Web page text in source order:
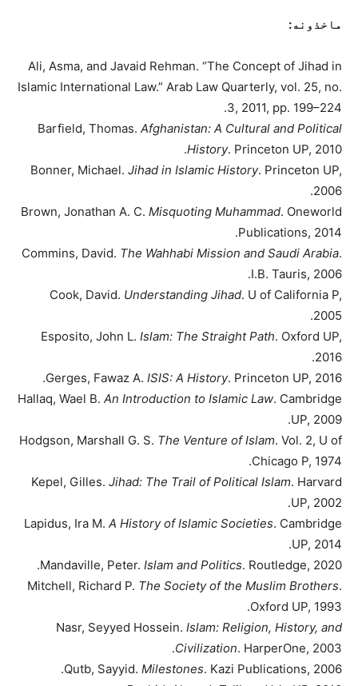
ماخذونه:
Ali, Asma, and Javaid Rehman. “The Concept of Jihad in
Islamic International Law.” Arab Law Quarterly, vol. 25, no.
3, 2011, pp. 199–224.
Barfield, Thomas. Afghanistan: A Cultural and Political
History. Princeton UP, 2010.
Bonner, Michael. Jihad in Islamic History. Princeton UP,
2006.
Brown, Jonathan A. C. Misquoting Muhammad. Oneworld
Publications, 2014.
Commins, David. The Wahhabi Mission and Saudi Arabia.
I.B. Tauris, 2006.
Cook, David. Understanding Jihad. U of California P,
2005.
Esposito, John L. Islam: The Straight Path. Oxford UP,
2016.
Gerges, Fawaz A. ISIS: A History. Princeton UP, 2016.
Hallaq, Wael B. An Introduction to Islamic Law. Cambridge
UP, 2009.
Hodgson, Marshall G. S. The Venture of Islam. Vol. 2, U of
Chicago P, 1974.
Kepel, Gilles. Jihad: The Trail of Political Islam. Harvard
UP, 2002.
Lapidus, Ira M. A History of Islamic Societies. Cambridge
UP, 2014.
Mandaville, Peter. Islam and Politics. Routledge, 2020.
Mitchell, Richard P. The Society of the Muslim Brothers.
Oxford UP, 1993.
Nasr, Seyyed Hossein. Islam: Religion, History, and
Civilization. HarperOne, 2003.
Qutb, Sayyid. Milestones. Kazi Publications, 2006.